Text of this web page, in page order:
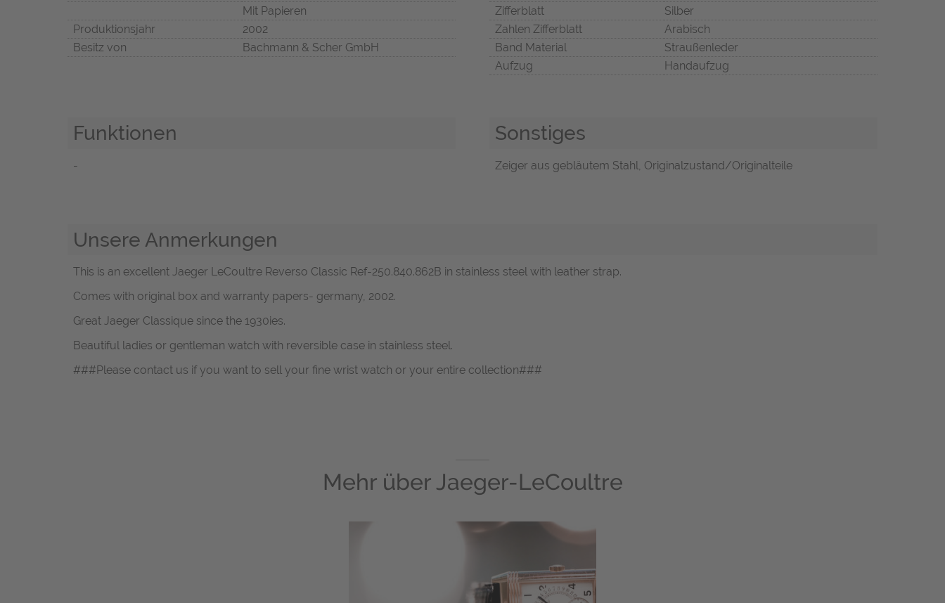
Mit Papieren
Produktionsjahr
2002
Besitz von
Bachmann & Scher GmbH
Zifferblatt
Silber
Zahlen Zifferblatt
Arabisch
Band Material
Straußenleder
Aufzug
Handaufzug
Funktionen
-
Sonstiges
Zeiger aus gebläutem Stahl, Originalzustand/Originalteile
Unsere Anmerkungen
This is an excellent Jaeger LeCoultre Reverso Classic Ref-250.840.862B in stainless steel with leather strap.
Comes with original box and warranty papers- germany, 2002.
Great Jaeger Classique since the 1930ies.
Beautiful ladies or gentleman watch with reversible case in stainless steel.
###Please contact us if you want to sell your fine wrist watch or your entire collection###
Mehr überJaeger-LeCoultre